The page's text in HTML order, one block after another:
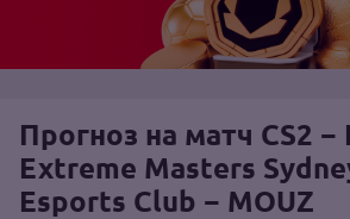
Прогноз на матч CS2
Extreme Masters
Esports Club − MOUZ